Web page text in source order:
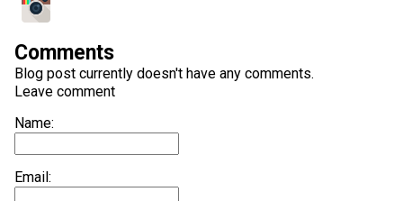
Comments
Blog post currently doesn't have any comments.
Leave comment
Name:
Email: